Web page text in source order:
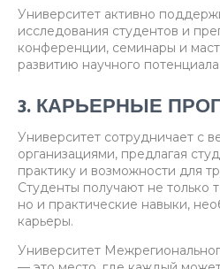
Университет активно
исследования студентов и
конференции, семинары и
развитию научного
3. КАРЬЕРНЫЕ
Университет сотрудничает с
организациями, предлагая
практику и возможности для
Студенты получают не только
но и практические навыки,
карьеры.
Университет